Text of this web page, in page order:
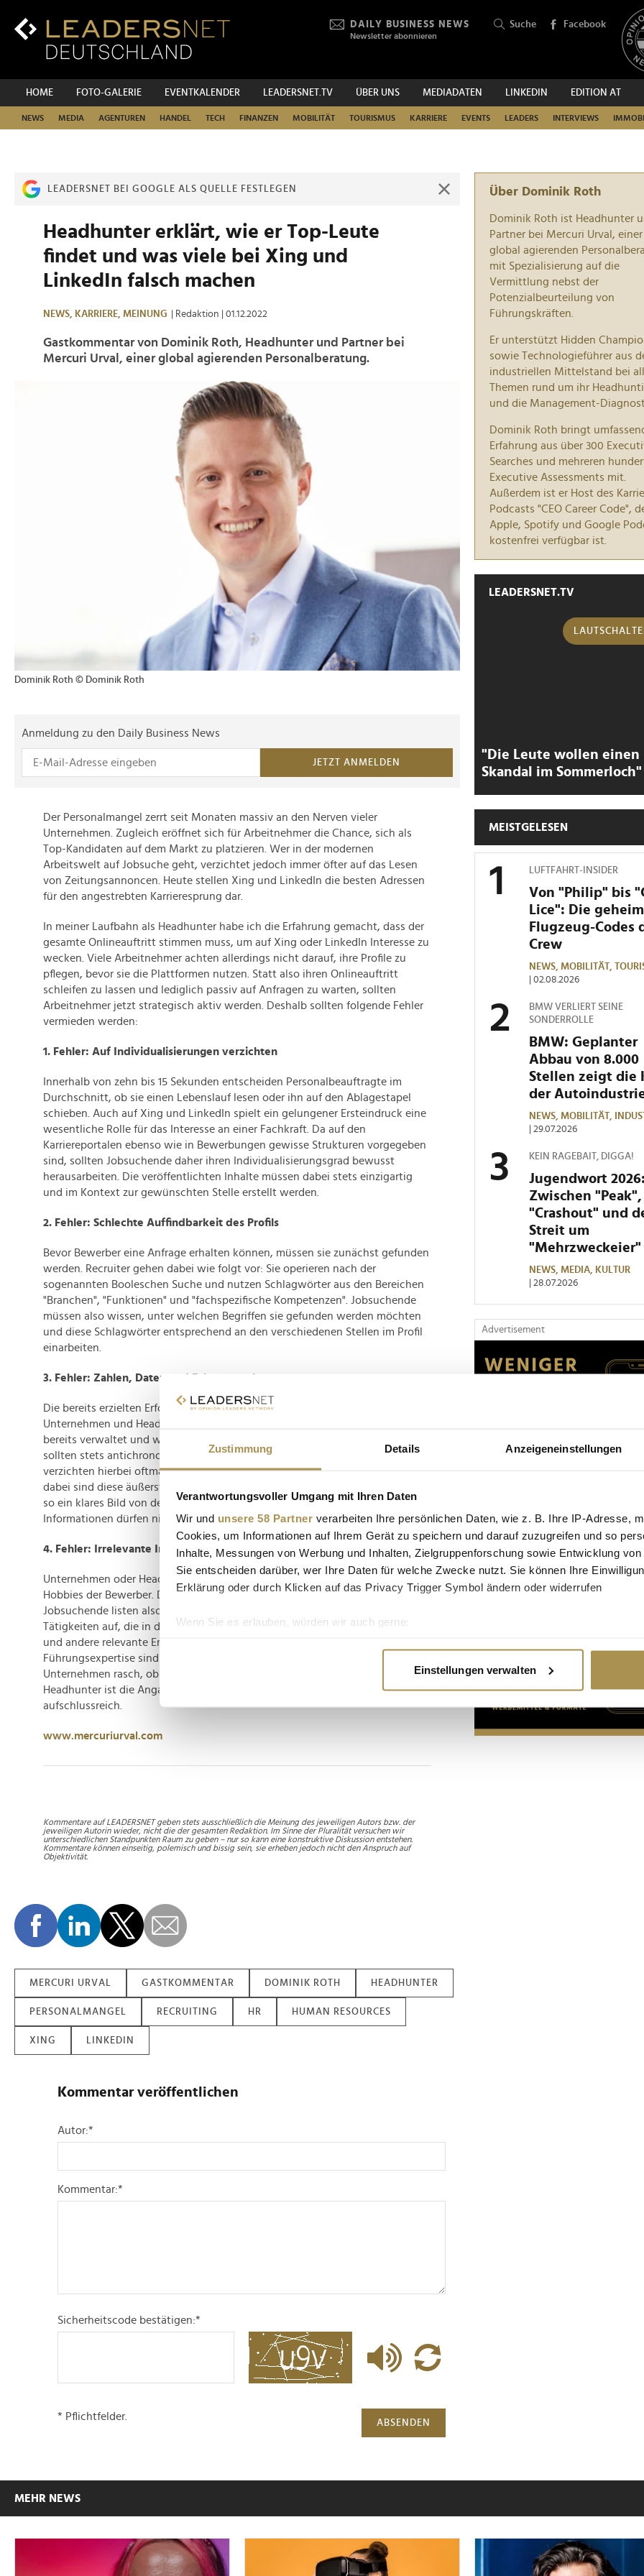
Zustimmung Details Anzeigeneinstellungen
Verantwortungsvoller Umgang mit Ihren Daten
Wir und unsere 58 Partner verarbeiten Ihre persönlichen Daten, wie z. B. Ihre IP-Adresse,
Cookies, um Informationen auf Ihrem Gerät zu speichern und darauf zuzugreifen und so
Inhalte, Messungen von Werbung und Inhalten, Zielgruppenforschung sowie Entwicklung
Sie entscheiden darüber, wer Ihre Daten für welche Zwecke nutzt. Sie können Ihre
Erklärung oder durch Klicken auf das Privacy Trigger Symbol ändern oder widerrufen
Wenn Sie es erlauben, würden wir auch gerne:
Erfahren Sie mehr darüber, wie Ihre persönlichen Daten verarbeitet werden, und legen Sie
Wir verwenden Cookies, um Inhalte und Anzeigen zu personalisieren, Funktionen für soziale
Website an unsere Partner für soziale Medien, Werbung und Analysen weiter. Unsere Partner
Einstellungen verwalten
Inhalt
DAILY BUSINESS NEWS
Newsletter abonnieren
Suche Facebook
HOME FOTO-GALERIE EVENTKALENDER LEADERSNET.TV ÜBER UNS MEDIADATEN LINKEDIN EDITION AT
NEWS MEDIA AGENTUREN HANDEL TECH FINANZEN MOBILITÄT TOURISMUS KARRIERE EVENTS LEADERS INTERVIEWS
SUCHEN
LEADERSNET BEI GOOGLE ALS QUELLE FESTLEGEN
Headhunter erklärt, wie er Top-Leute
findet und was viele bei Xing und
LinkedIn falsch machen
NEWS, KARRIERE, MEINUNG | Redaktion | 01.12.2022
Gastkommentar von Dominik Roth, Headhunter und Partner bei
Mercuri Urval, einer global agierenden Personalberatung.
Dominik Roth © Dominik Roth
Anmeldung zu den Daily Business News
JETZT ANMELDEN
Der Personalmangel zerrt seit Monaten massiv an den Nerven vieler
Unternehmen. Zugleich eröffnet sich für Arbeitnehmer die Chance, sich als
Top-Kandidaten auf dem Markt zu platzieren. Wer in der modernen
Arbeitswelt auf Jobsuche geht, verzichtet jedoch immer öfter auf das Lesen
von Zeitungsannoncen. Heute stellen Xing und LinkedIn die besten Adressen
für den angestrebten Karrieresprung dar.
In meiner Laufbahn als Headhunter habe ich die Erfahrung gemacht, dass der
gesamte Onlineauftritt stimmen muss, um auf Xing oder LinkedIn Interesse zu
wecken. Viele Arbeitnehmer achten allerdings nicht darauf, ihre Profile zu
pflegen, bevor sie die Plattformen nutzen. Statt also ihren Onlineauftritt
schleifen zu lassen und lediglich passiv auf Anfragen zu warten, sollten
Arbeitnehmer jetzt strategisch aktiv werden. Deshalb sollten folgende Fehler
vermieden werden:
1. Fehler: Auf Individualisierungen verzichten
Innerhalb von zehn bis 15 Sekunden entscheiden Personalbeauftragte im
Durchschnitt, ob sie einen Lebenslauf lesen oder ihn auf den Ablagestapel
schieben. Auch auf Xing und LinkedIn spielt ein gelungener Ersteindruck eine
wesentliche Rolle für das Interesse an einer Fachkraft. Da auf den
Karriereportalen ebenso wie in Bewerbungen gewisse Strukturen vorgegeben
sind, sollten Jobsuchende daher ihren Individualisierungsgrad bewusst
herausarbeiten. Die veröffentlichten Inhalte müssen dabei stets einzigartig
und im Kontext zur gewünschten Stelle erstellt werden.
2. Fehler: Schlechte Auffindbarkeit des Profils
Bevor Bewerber eine Anfrage erhalten können, müssen sie zunächst gefunden
werden. Recruiter gehen dabei wie folgt vor: Sie operieren nach der
sogenannten Booleschen Suche und nutzen Schlagwörter aus den Bereichen
"Branchen", "Funktionen" und "fachspezifische Kompetenzen". Jobsuchende
müssen also wissen, unter welchen Begriffen sie gefunden werden möchten
und diese Schlagwörter entsprechend an den verschiedenen Stellen im Profil
einarbeiten.
3. Fehler: Zahlen, Daten und Fakten weglassen
Die bereits erzielten Erfolge in verschiedenen Berufssituationen sind für
Unternehmen und Headhunter besonders wichtig: Welche Budgets wurden
bereits verwaltet und wie wurden damit die Umsätze gesteigert? Diese Daten
sollten stets antichronologisch im Profil aufgeführt sein. Jobsuchende
verzichten hierbei oftmals auf die Angabe relevanter Zahlen und Fakten –
dabei sind diese äußerst wichtig, da sich der Arbeitgeber oder Headhunter nur
so ein klares Bild von dem Bewerber machen kann. Natürlich: Sensible
Informationen dürfen nicht geteilt werden.
4. Fehler: Irrelevante Informationen bereitstellen
Unternehmen oder Headhunter interessieren sich nur selten für die privaten
Hobbies der Bewerber. Das gilt insbesondere auf Führungskräfte-Niveau.
Jobsuchende listen also besser Auszeichnungen oder ehrenamtliche
Tätigkeiten auf, die in den beruflichen Kontext passen. Auch Qualifikationen
und andere relevante Erfahrungen wie die bereits gesammelte
Führungsexpertise sind für Arbeitnehmer von Interesse. So erkennen nicht nur
Unternehmen rasch, ob eine Fachkraft ins Team passen könnte. Für einen
Headhunter ist die Angabe qualifizierender Erfahrungen ebenfalls
aufschlussreich.
www.mercuriurval.com
Kommentare auf LEADERSNET geben stets ausschließlich die Meinung des jeweiligen Autors bzw. der
jeweiligen Autorin wieder, nicht die der gesamten Redaktion. Im Sinne der Pluralität versuchen wir
unterschiedlichen Standpunkten Raum zu geben – nur so kann eine konstruktive Diskussion entstehen.
Kommentare können einseitig, polemisch und bissig sein, sie erheben jedoch nicht den Anspruch auf
Objektivität.
MERCURI URVAL GASTKOMMENTAR DOMINIK ROTH HEADHUNTER
PERSONALMANGEL RECRUITING HR HUMAN RESOURCES
XING LINKEDIN
Kommentar veröffentlichen
Autor:*
Kommentar:*
Sicherheitscode bestätigen:*
ABSENDEN
* Pflichtfelder.
Über Dominik Roth
Dominik Roth ist Headhunter
Partner bei Mercuri Urval, einer
global agierenden
mit Spezialisierung auf die
Vermittlung nebst der
Potenzialbeurteilung von
Führungskräften.
Er unterstützt Hidden
sowie Technologieführer aus
industriellen Mittelstand bei
Themen rund um ihr
und die Management-
Dominik Roth bringt
Erfahrung aus über 300
Searches und mehreren
Executive Assessments mit.
Außerdem ist er Host des
Podcasts "CEO Career Code",
Apple, Spotify und Google
kostenfrei verfügbar ist.
LEADERSNET.TV
"Die Leute wollen einen
Skandal im Sommerloch"
MEISTGELESEN
LUFTFAHRT-INSIDER
Von "Philip" bis
Lice": Die
Flugzeug-Codes
Crew
NEWS, MOBILITÄT,
| 02.08.2026
BMW VERLIERT SEINE
SONDERROLLE
BMW: Geplanter
Abbau von 8.000
Stellen zeigt die
der
NEWS, MOBILITÄT,
| 29.07.2026
KEIN RAGEBAIT, DIGGA!
Jugendwort 2026:
Zwischen "Peak",
"Crashout" und
Streit um
"Mehrzweckeier"
NEWS, MEDIA,
KULTUR
| 28.07.2026
Advertisement
MEHR NEWS